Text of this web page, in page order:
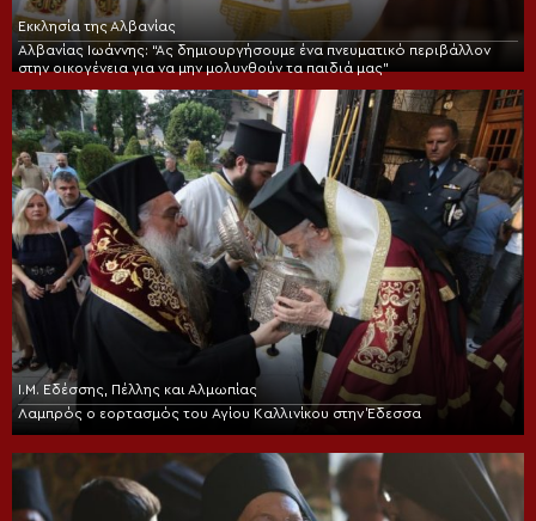
Εκκλησία της Αλβανίας
Αλβανίας Ιωάννης: “Ας δημιουργήσουμε ένα πνευματικό περιβάλλον
στην οικογένεια για να μην μολυνθούν τα παιδιά μας”
Ι.Μ. Εδέσσης, Πέλλης και Αλμωπίας
Λαμπρός ο εορτασμός του Αγίου Καλλινίκου στην Έδεσσα